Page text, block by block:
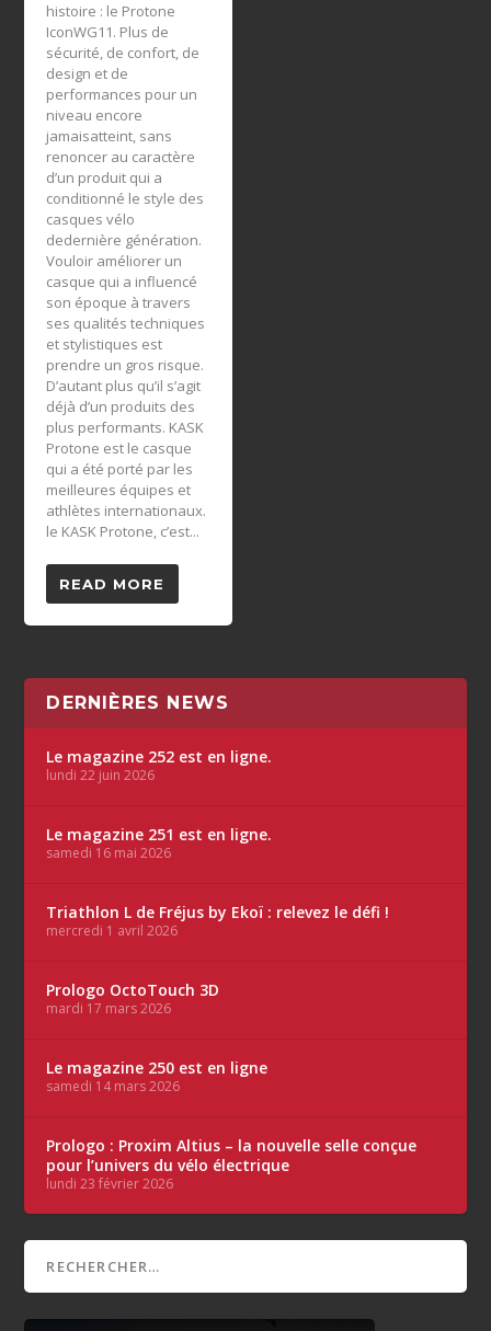
histoire : le Protone
IconWG11. Plus de
sécurité, de confort, de
design et de
performances pour un
niveau encore
jamaisatteint, sans
renoncer au caractère
d’un produit qui a
conditionné le style des
casques vélo
dedernière génération.
Vouloir améliorer un
casque qui a influencé
son époque à travers
ses qualités techniques
et stylistiques est
prendre un gros risque.
D’autant plus qu’il s’agit
déjà d’un produits des
plus performants. KASK
Protone est le casque
qui a été porté par les
meilleures équipes et
athlètes internationaux.
le KASK Protone, c’est...
READ MORE
DERNIÈRES NEWS
Le magazine 252 est en ligne.
lundi 22 juin 2026
Le magazine 251 est en ligne.
samedi 16 mai 2026
Triathlon L de Fréjus by Ekoï : relevez le défi !
mercredi 1 avril 2026
Prologo OctoTouch 3D
mardi 17 mars 2026
Le magazine 250 est en ligne
samedi 14 mars 2026
Prologo : Proxim Altius – la nouvelle selle conçue
pour l’univers du vélo électrique
lundi 23 février 2026